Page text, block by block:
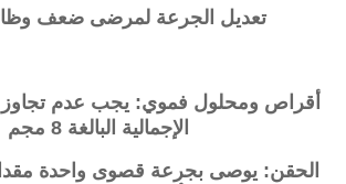
تعديل الجرعة لمرضى ضعف
أقراص ومحلول فموي: يجب عدم تجاوز
الإجمالية البالغة 8 مجم